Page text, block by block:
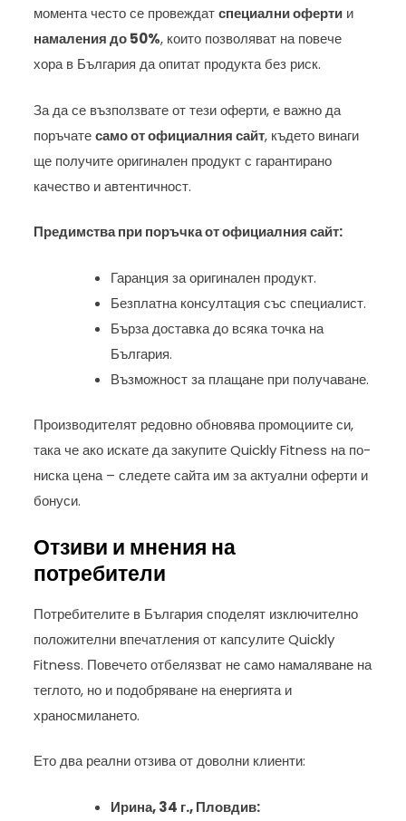
момента често се провеждатспециални оферти и
намаления до 50%, които позволяват на повече
хора в България да опитат продукта без риск.
За да се възползвате от тези оферти, е важно да
поръчатесамо от официалния сайт, където винаги
ще получите оригинален продукт с гарантирано
качество и автентичност.
Предимства при поръчка от официалния сайт:
Гаранция за оригинален продукт.
Безплатна консултация със специалист.
Бърза доставка до всяка точка на
България.
Възможност за плащане при получаване.
Производителят редовно обновява промоциите си,
така че ако искате да закупите Quickly Fitness на по-
ниска цена – следете сайта им за актуални оферти и
бонуси.
Отзиви и мнения на
потребители
Потребителите в България споделят изключително
положителни впечатления от капсулите Quickly
Fitness. Повечето отбелязват не само намаляване на
теглото, но и подобряване на енергията и
храносмилането.
Ето два реални отзива от доволни клиенти:
Ирина, 34 г., Пловдив: